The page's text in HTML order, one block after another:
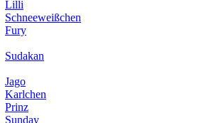
Lilli
Schneeweißchen
Fury
Sudakan
Jago
Karlchen
Prinz
Sunday